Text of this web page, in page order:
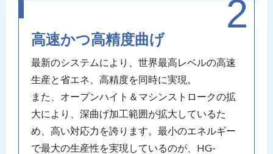
高速かつ高精度曲げ
最新のシステムにより、世界最高レベルの高速
生産と省エネ、高精度を同時に実現。
また、オープンハイト＆マシンストロークの拡
大により、深曲げ加工範囲が拡大しているた
め、高い対応力を誇ります。最小のエネルギー
で最大の生産性を実現しているのが、HG-